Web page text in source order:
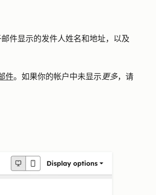
件显示的发件人姓名和地址，以及
件。如果你的帐户中未显示 更多，请